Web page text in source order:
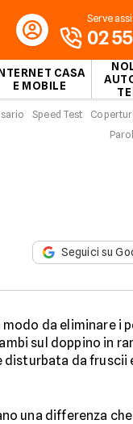
CASA
E MOBILE
Serve
02
Speed Test
Seguici su
da eliminare i
sul doppino in
disturbata da fruscii
una differenza